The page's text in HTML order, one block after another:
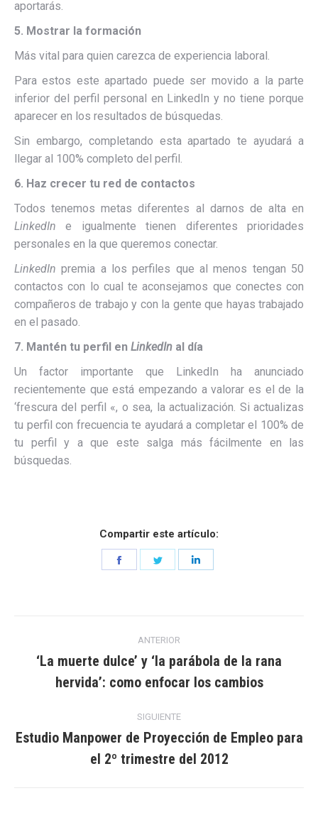
aportarás.
5. Mostrar la formación
Más vital para quien carezca de experiencia laboral.
Para estos este apartado puede ser movido a la parte
inferior del perfil personal en LinkedIn y no tiene porque
aparecer en los resultados de búsquedas.
Sin embargo, completando esta apartado te ayudará a
llegar al 100% completo del perfil.
6. Haz crecer tu red de contactos
Todos tenemos metas diferentes al darnos de alta en
LinkedIn e igualmente tienen diferentes prioridades
personales en la que queremos conectar.
LinkedIn premia a los perfiles que al menos tengan 50
contactos con lo cual te aconsejamos que conectes con
compañeros de trabajo y con la gente que hayas trabajado
en el pasado.
7. Mantén tu perfil en LinkedIn al día
Un factor importante que LinkedIn ha anunciado
recientemente que está empezando a valorar es el de la
‘frescura del perfil «, o sea, la actualización. Si actualizas
tu perfil con frecuencia te ayudará a completar el 100% de
tu perfil y a que este salga más fácilmente en las
búsquedas.
Compartir este artículo:
Share
entre
entradas
ANTERIOR
Entrada
anterior:
‘La muerte dulce’ y ‘la parábola de la rana
hervida’: como enfocar los cambios
SIGUIENTE
Entrada
siguiente:
Estudio Manpower de Proyección de Empleo para
el 2º trimestre del 2012